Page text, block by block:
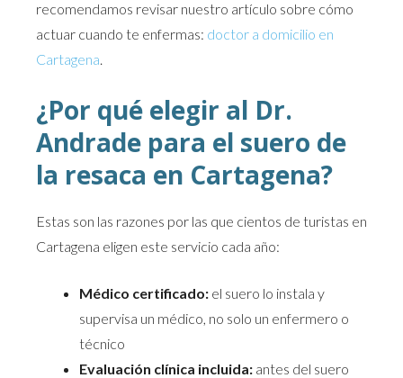
recomendamos revisar nuestro artículo sobre cómo
actuar cuando te enfermas: doctor a domicilio en
Cartagena.
¿Por qué elegir al Dr.
Andrade para el suero de
la resaca en Cartagena?
Estas son las razones por las que cientos de turistas en
Cartagena eligen este servicio cada año:
Médico certificado: el suero lo instala y
supervisa un médico, no solo un enfermero o
técnico
Evaluación clínica incluida: antes del suero